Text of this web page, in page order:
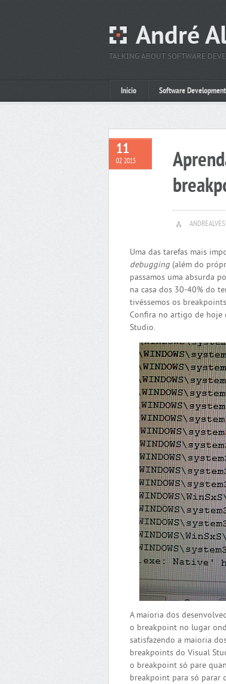
André
TALKING ABOUT SOFTWARE
Início Software Development
11
02 2015
Uma das tarefas mais
debugging (além do
passamos uma absurda
na casa dos 30-40% do
tivéssemos os
Confira no artigo de hoje
Studio.
A maioria dos
o breakpoint no lugar
satisfazendo a maioria
breakpoints do Visual
o breakpoint só pare
breakpoint para só parar